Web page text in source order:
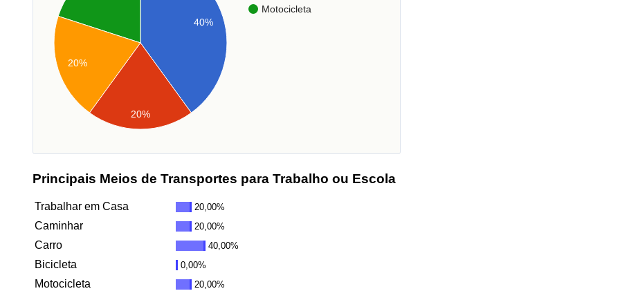
Motocicleta
40%
20%
20%
Principais Meios de Transportes para Trabalho ou Escola
Trabalhar em Casa 20,00%
Caminhar 20,00%
Carro 40,00%
Bicicleta 0,00%
Motocicleta 20,00%